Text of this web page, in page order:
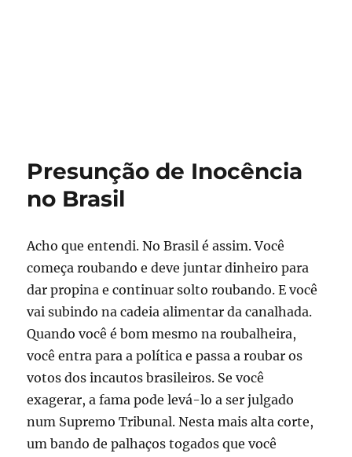
Presunção de Inocência
no Brasil
Acho que entendi. No Brasil é assim. Você
começa roubando e deve juntar dinheiro para
dar propina e continuar solto roubando. E você
vai subindo na cadeia alimentar da canalhada.
Quando você é bom mesmo na roubalheira,
você entra para a política e passa a roubar os
votos dos incautos brasileiros. Se você
exagerar, a fama pode levá-lo a ser julgado
num Supremo Tribunal. Nesta mais alta corte,
um bando de palhaços togados que você